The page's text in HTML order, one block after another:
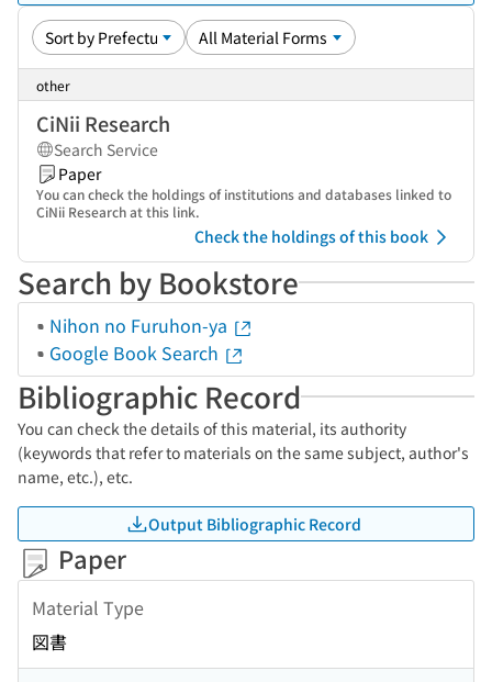
other
CiNii Research
Search Service
Paper
You can check the holdings of institutions and databases linked to
CiNii Research at this link.
Check the holdings of this book
Search by Bookstore
Nihon no Furuhon-ya
Google Book Search
Bibliographic Record
You can check the details of this material, its authority
(keywords that refer to materials on the same subject, author's
name, etc.), etc.
Output Bibliographic Record
Paper
Material Type
図書